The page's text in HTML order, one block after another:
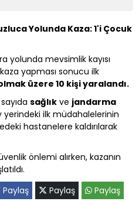
Yolunda Kaza: 1'i Çocuk
yolunda mevsimlik kayısı
yapması sonucu ilk
üzere 10 kişi yaralandı.
sağlık ve jandarma
yerindeki ilk müdahalelerinin
hastanelere kaldırılarak
önlemi alırken, kazanın
Paylaş Paylaş Paylaş